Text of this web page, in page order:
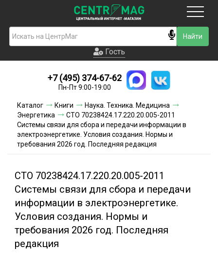
Гость
Новинки
Условия доставки
Условия оплаты
Контакты
Гость
+7 (495) 374-67-62
Пн-Пт 9:00-19:00
Каталог Книги
Наука. Техника. Медицина
Энергетика
СТО 70238424.17.220.20.005-2011
Системы связи для сбора и передачи информации в
электроэнергетике. Условия создания. Нормы и
требования 2026 год. Последняя редакция
СТО 70238424.17.220.20.005-2011
Системы связи для сбора и передачи
информации в электроэнергетике.
Условия создания. Нормы и
требования 2026 год. Последняя
редакция